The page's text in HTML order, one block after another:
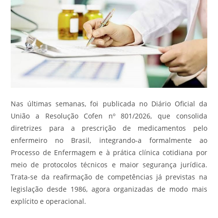
Nas últimas semanas, foi publicada no Diário Oficial da
União a Resolução Cofen nº 801/2026, que consolida
diretrizes para a prescrição de medicamentos pelo
enfermeiro no Brasil, integrando-a formalmente ao
Processo de Enfermagem e à prática clínica cotidiana por
meio de protocolos técnicos e maior segurança jurídica.
Trata-se da reafirmação de competências já previstas na
legislação desde 1986, agora organizadas de modo mais
explícito e operacional.